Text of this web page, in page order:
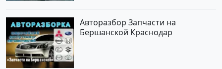
Авторазбор Запчасти на
Бершанской Краснодар